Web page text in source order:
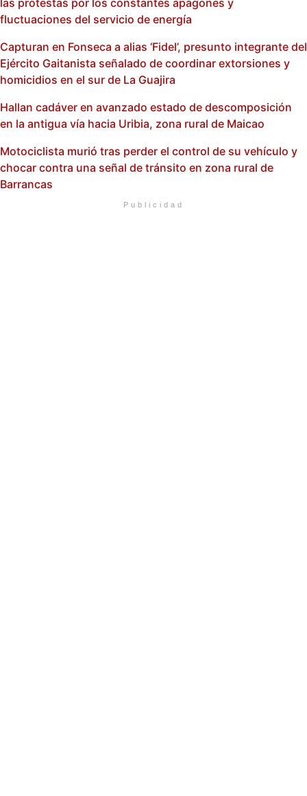
fluctuaciones del servicio de energía
Capturan en Fonseca a alias ‘Fidel’, presunto integrante del
Ejército Gaitanista señalado de coordinar extorsiones y
homicidios en el sur de La Guajira
Hallan cadáver en avanzado estado de descomposición
en la antigua vía hacia Uribia, zona rural de Maicao
Motociclista murió tras perder el control de su vehículo y
chocar contra una señal de tránsito en zona rural de
Barrancas
Publicidad